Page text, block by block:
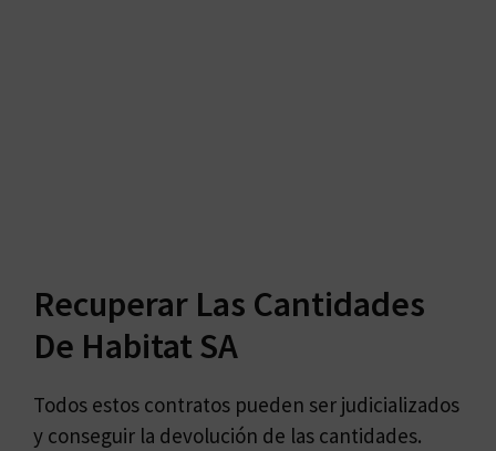
Recuperar Las Cantidades
De Habitat SA
Todos estos contratos pueden ser judicializados
y conseguir la devolución de las cantidades.